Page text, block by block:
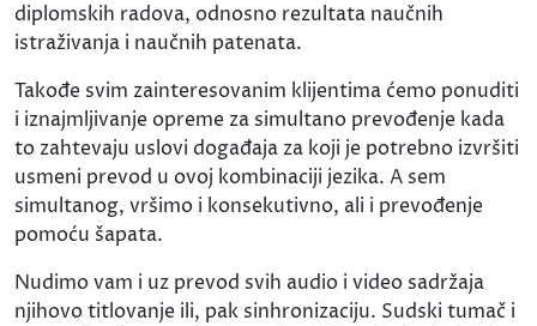
diplomskih radova, odnosno rezultata naučnih
istraživanja i naučnih patenata.
Takođe svim zainteresovanim klijentima ćemo ponuditi
i iznajmljivanje opreme za simultano prevođenje kada
to zahtevaju uslovi događaja za koji je potrebno izvršiti
usmeni prevod u ovoj kombinaciji jezika. A sem
simultanog, vršimo i konsekutivno, ali i prevođenje
pomoću šapata.
Nudimo vam i uz prevod svih audio i video sadržaja
njihovo titlovanje ili, pak sinhronizaciju. Sudski tumač i